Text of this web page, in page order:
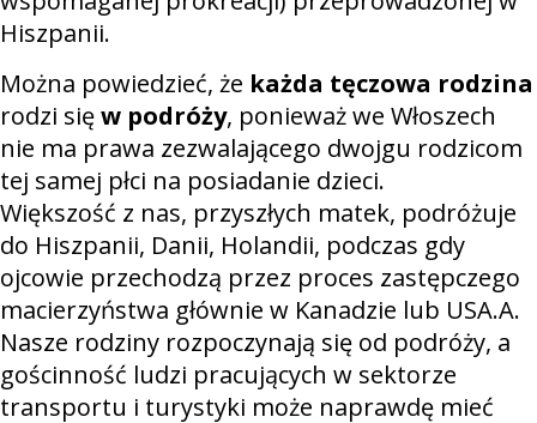
Hiszpanii.
Można powiedzieć, że każda tęczowa rodzina
rodzi sięw podróży, ponieważ we Włoszech
nie ma prawa zezwalającego dwojgu rodzicom
tej samej płci na posiadanie dzieci.
Większość z nas, przyszłych matek, podróżuje
do Hiszpanii, Danii, Holandii, podczas gdy
ojcowie przechodzą przez proces zastępczego
macierzyństwa głównie w Kanadzie lub USA.A.
Nasze rodziny rozpoczynają się od podróży, a
gościnność ludzi pracujących w sektorze
transportu i turystyki może naprawdę mieć